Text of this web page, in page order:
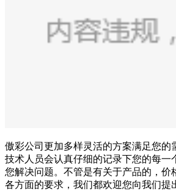
傲彩公司更加多样灵活的方案满足您的
技术人员会认真仔细的记录下您的每一
您解决问题。不管是有关于产品的，价
各方面的要求，我们都欢迎您向我们提